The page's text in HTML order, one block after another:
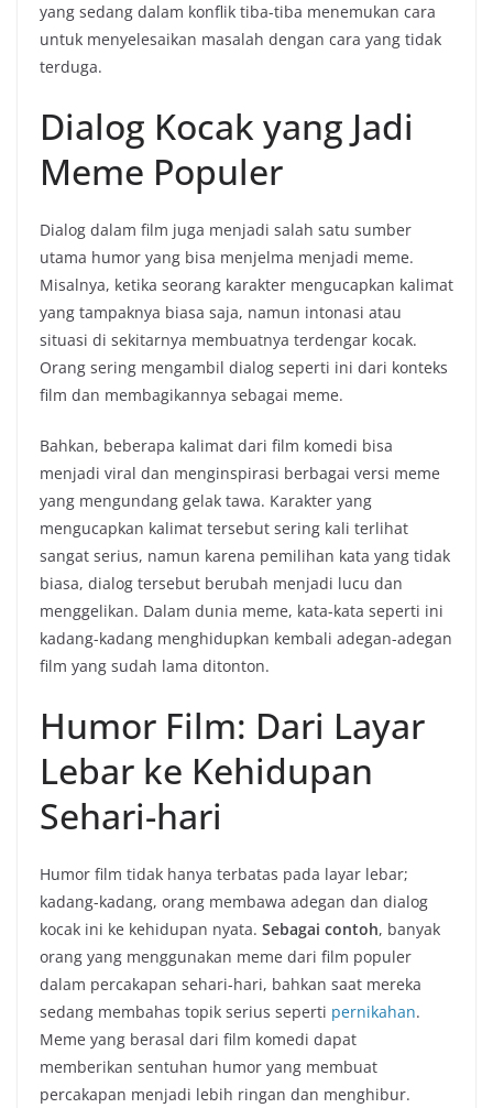
yang sedang dalam konflik tiba-tiba menemukan cara
untuk menyelesaikan masalah dengan cara yang tidak
terduga.
Dialog Kocak yang Jadi
Meme Populer
Dialog dalam film juga menjadi salah satu sumber
utama humor yang bisa menjelma menjadi meme.
Misalnya, ketika seorang karakter mengucapkan kalimat
yang tampaknya biasa saja, namun intonasi atau
situasi di sekitarnya membuatnya terdengar kocak.
Orang sering mengambil dialog seperti ini dari konteks
film dan membagikannya sebagai meme.
Bahkan, beberapa kalimat dari film komedi bisa
menjadi viral dan menginspirasi berbagai versi meme
yang mengundang gelak tawa. Karakter yang
mengucapkan kalimat tersebut sering kali terlihat
sangat serius, namun karena pemilihan kata yang tidak
biasa, dialog tersebut berubah menjadi lucu dan
menggelikan. Dalam dunia meme, kata-kata seperti ini
kadang-kadang menghidupkan kembali adegan-adegan
film yang sudah lama ditonton.
Humor Film: Dari Layar
Lebar ke Kehidupan
Sehari-hari
Humor film tidak hanya terbatas pada layar lebar;
kadang-kadang, orang membawa adegan dan dialog
kocak ini ke kehidupan nyata. Sebagai contoh, banyak
orang yang menggunakan meme dari film populer
dalam percakapan sehari-hari, bahkan saat mereka
sedang membahas topik serius seperti pernikahan.
Meme yang berasal dari film komedi dapat
memberikan sentuhan humor yang membuat
percakapan menjadi lebih ringan dan menghibur.